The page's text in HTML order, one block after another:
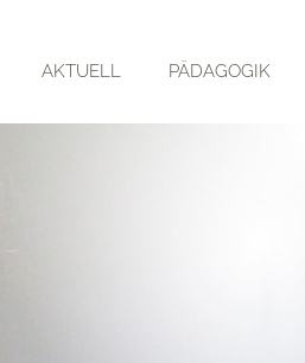
AKTUELL PÄDAGOGIK